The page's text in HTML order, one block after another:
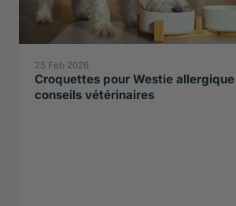
25 Feb 2026
Croquettes pour Westie allergique
conseils vétérinaires